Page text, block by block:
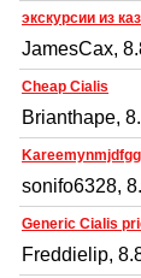
экскурсии из
JamesCax,
Cheap Cialis
Brianthape,
Kareemynmjdfgg
sonifo6328,
Generic Cialis
Freddielip,